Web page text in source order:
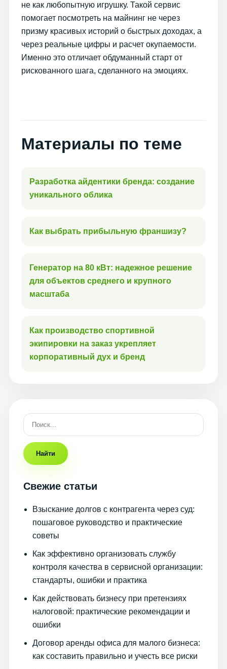
не как любопытную игрушку. Такой сервис
помогает посмотреть на майнинг не через
призму красивых историй о быстрых доходах, а
через реальные цифры и расчет окупаемости.
Именно это отличает обдуманный старт от
рискованного шага, сделанного на эмоциях.
Материалы по теме
Разработка айдентики бренда: создание
уникального облика
Как выбрать прибыльную франшизу?
Генератор на 80 кВт: надежное решение
для объектов среднего и крупного
масштаба
Как производство спортивной
экипировки на заказ укрепляет
корпоративный дух и бренд
Найти
Свежие статьи
Взыскание долгов с контрагента через суд:
пошаговое руководство и практические
советы
Как эффективно организовать службу
контроля качества в сервисной организации:
стандарты, ошибки и практика
Как действовать бизнесу при претензиях
налоговой: практические рекомендации и
ошибки
Договор аренды офиса для малого бизнеса:
как составить правильно и учесть все риски